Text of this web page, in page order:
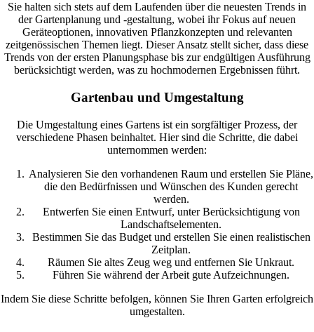
Sie halten sich stets auf dem Laufenden über die neuesten Trends in
der Gartenplanung und -gestaltung, wobei ihr Fokus auf neuen
Geräteoptionen, innovativen Pflanzkonzepten und relevanten
zeitgenössischen Themen liegt. Dieser Ansatz stellt sicher, dass diese
Trends von der ersten Planungsphase bis zur endgültigen Ausführung
berücksichtigt werden, was zu hochmodernen Ergebnissen führt.
Gartenbau und Umgestaltung
Die Umgestaltung eines Gartens ist ein sorgfältiger Prozess, der
verschiedene Phasen beinhaltet. Hier sind die Schritte, die dabei
unternommen werden:
Analysieren Sie den vorhandenen Raum und erstellen Sie Pläne,
die den Bedürfnissen und Wünschen des Kunden gerecht
werden.
Entwerfen Sie einen Entwurf, unter Berücksichtigung von
Landschaftselementen.
Bestimmen Sie das Budget und erstellen Sie einen realistischen
Zeitplan.
Räumen Sie altes Zeug weg und entfernen Sie Unkraut.
Führen Sie während der Arbeit gute Aufzeichnungen.
Indem Sie diese Schritte befolgen, können Sie Ihren Garten erfolgreich
umgestalten.